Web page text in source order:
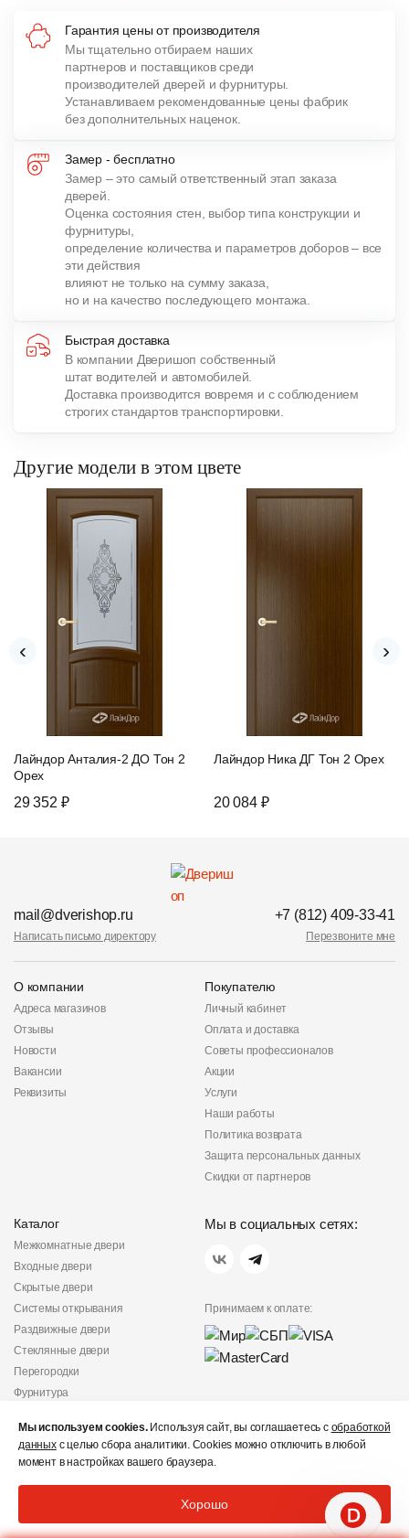
Гарантия цены от производителя
Мы тщательно отбираем наших
партнеров и поставщиков среди
производителей дверей и фурнитуры.
Устанавливаем рекомендованные цены фабрик
без дополнительных наценок.
Замер - бесплатно
Замер – это самый ответственный этап заказа
дверей.
Оценка состояния стен, выбор типа конструкции и
фурнитуры,
определение количества и параметров доборов – все
эти действия
влияют не только на сумму заказа,
но и на качество последующего монтажа.
Быстрая доставка
В компании Дверишоп собственный
штат водителей и автомобилей.
Доставка производится вовремя и с соблюдением
строгих стандартов транспортировки.
Другие модели в этом цвете
Лайндор Анталия-2 ДО Тон 2
Орех
29 352 ₽
Лайндор Ника ДГ Тон 2 Орех
20 084 ₽
‹ ›
mail@dverishop.ru
Написать письмо директору
+7 (812) 409-33-41
Перезвоните мне
О компании
Адреса магазинов
Отзывы
Новости
Вакансии
Реквизиты
Покупателю
Личный кабинет
Оплата и доставка
Советы профессионалов
Акции
Услуги
Наши работы
Политика возврата
Защита персональных данных
Скидки от партнеров
Каталог
Межкомнатные двери
Входные двери
Скрытые двери
Системы открывания
Раздвижные двери
Стеклянные двери
Перегородки
Фурнитура
Мы в социальных сетях:
Принимаем к оплате:
конфиденциальности
Не является публичной
© «Дверишоп» 2012 - 2026
Мы используем cookies.Используя сайт, вы соглашаетесь с обработкой
данныхс целью сбора аналитики. Cookies можно отключить в любой
момент в настройках вашего браузера.
Хорошо